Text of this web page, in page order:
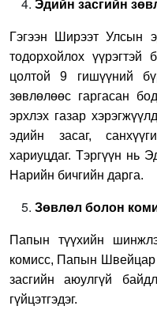
Эдийн засгийн
Гэгээн Ширээт Улсын
тодорхойлох үүрэгтэй
цолтой 9 гишүүний
зөвлөлөөс гаргасан
эрхлэх газар
эдийн засаг,
хариуцдаг. Тэргүүн нь
Нарийн бичгийн дарга.
Зөвлөл болон
Папын түүхийн
комисс, Папын Швейцар
засгийн аюулгүй
гүйцэтгэдэг.